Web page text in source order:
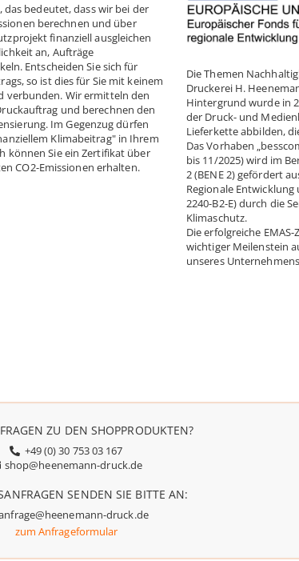
bedeutet, dass wir bei der
berechnen und über
finanziell ausgleichen
an, Aufträge
Entscheiden Sie sich für
so ist dies für Sie mit keinem
verbunden. Wir ermitteln den
und berechnen den
Im Gegenzug dürfen
Klimabeitrag" in Ihrem
können Sie ein Zertifikat über
CO2-Emissionen erhalten.
Die Themen
Druckerei H.
Hintergrund wurde in
der Druck- und
Lieferkette abbilden,
Das Vorhaben
bis 11/2025) wird im
2 (BENE 2) gefördert
Regionale
2240-B2-E) durch die
Klimaschutz.
Die erfolgreiche
wichtiger Meilenstein
unseres
ZU DEN SHOPPRODUKTEN?
+49 (0) 30 753 03 167
shop@heenemann-druck.de
SENDEN SIE BITTE AN:
druck.de
zum Anfrageformular